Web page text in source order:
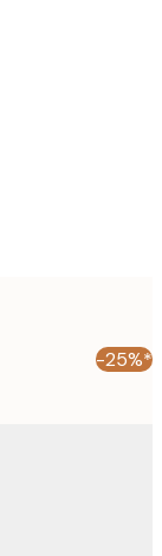
-25%*